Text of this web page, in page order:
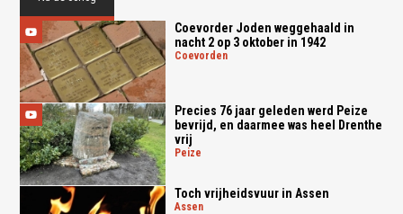
Coevorder Joden weggehaald in
nacht 2 op 3 oktober in 1942
coevorden
Precies 76 jaar geleden werd Peize
bevrijd, en daarmee was heel Drenthe
vrij
peize
Toch vrijheidsvuur in Assen
assen